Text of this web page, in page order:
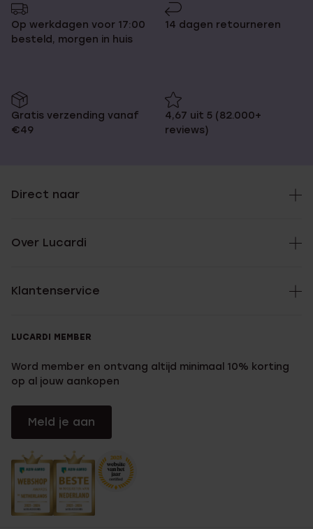
Op werkdagen voor 17:00
besteld, morgen in huis
14 dagen retourneren
Gratis verzending vanaf
€49
4,67 uit 5 (82.000+
reviews)
Direct naar
Over Lucardi
Klantenservice
LUCARDI MEMBER
Word member en ontvang altijd minimaal 10% korting
op al jouw aankopen
Meld je aan